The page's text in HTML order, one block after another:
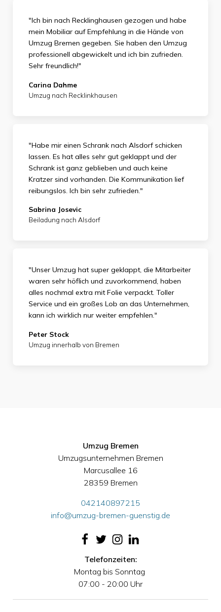
"Ich bin nach Recklinghausen gezogen und habe
mein Mobiliar auf Empfehlung in die Hände von
Umzug Bremen gegeben. Sie haben den Umzug
professionell abgewickelt und ich bin zufrieden.
Sehrfreundlich!"
Carina Dahme
Umzug nach Recklinkhausen
"Habe mir einen Schrank nach Alsdorf schicken
lassen. Es hat alles sehr gut geklappt und der
Schrank ist ganz geblieben und auch keine
Kratzer sind vorhanden. Die Kommunikation lief
reibungslos. Ich bin sehr zufrieden."
Sabrina Josevic
Beiladung nach Alsdorf
"Unser Umzug hat super geklappt, die Mitarbeiter
waren sehr höflich und zuvorkommend, haben
alles nochmal extra mit Folie verpackt. Toller
Service und ein großes Lob an das Unternehmen,
kann ich wirklich nur weiter empfehlen."
Peter Stock
Umzug innerhalb von Bremen
Umzug Bremen
Umzugsunternehmen Bremen
Marcusallee 16
28359 Bremen
042140897215
info@umzug-bremen-guenstig.de
Telefonzeiten:
Montag bis Sonntag
07:00 - 20:00 Uhr